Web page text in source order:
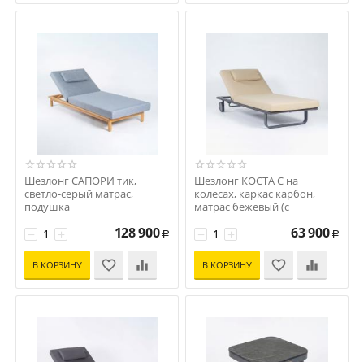
Шезлонг САПОРИ тик,
светло-серый матрас,
подушка
+
− 128 900 Р
В КОРЗИНУ
Шезлонг КОСТА С на
колесах, каркас карбон,
матрас бежевый (с
Код: CST.3012001
+
− 63 900 Р
В КОРЗИНУ